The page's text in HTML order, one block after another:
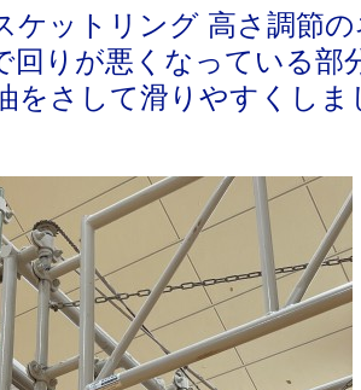
ケットリング 高さ調節の
回りが悪くなっている部
をさして滑りやすくしま